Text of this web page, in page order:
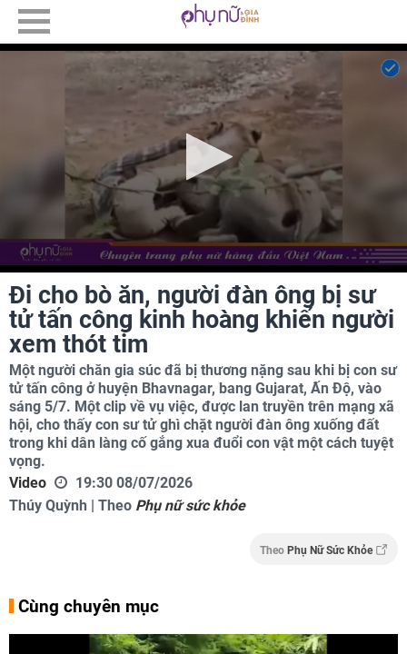
Đi cho bò ăn, người đàn ông bị sư
tử tấn công kinh hoàng khiến người
xem thót tim
Một người chăn gia súc đã bị thương nặng sau khi bị con sư
tử tấn công ở huyện Bhavnagar, bang Gujarat, Ấn Độ, vào
sáng 5/7. Một clip về vụ việc, được lan truyền trên mạng xã
hội, cho thấy con sư tử ghì chặt người đàn ông xuống đất
trong khi dân làng cố gắng xua đuổi con vật một cách tuyệt
vọng.
Video
19:30 08/07/2026
Thúy Quỳnh | Theo Phụ nữ sức khỏe
Theo Phụ Nữ Sức Khỏe
Cùng chuyên mục